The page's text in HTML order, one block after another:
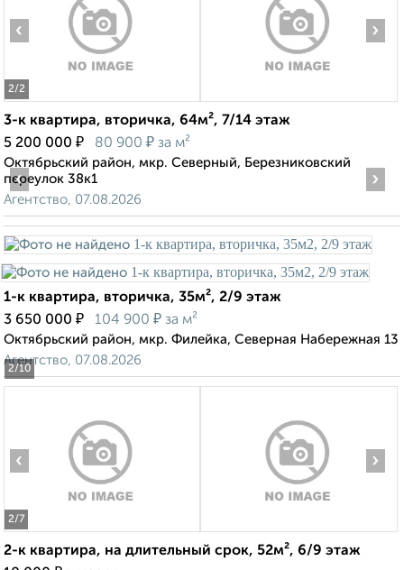
2/2
‹ ›
3-к квартира, вторичка, 64м², 7/14 этаж
5 200 000 ₽ 80 900 ₽ за м²
Октябрьский район, мкр. Северный, Березниковский
переулок 38к1
Агентство, 07.08.2026
2/10
‹ ›
1-к квартира, вторичка, 35м², 2/9 этаж
3 650 000 ₽ 104 900 ₽ за м²
Октябрьский район, мкр. Филейка, Северная Набережная 13
Агентство, 07.08.2026
2/7
‹ ›
2-к квартира, на длительный срок, 52м², 6/9 этаж